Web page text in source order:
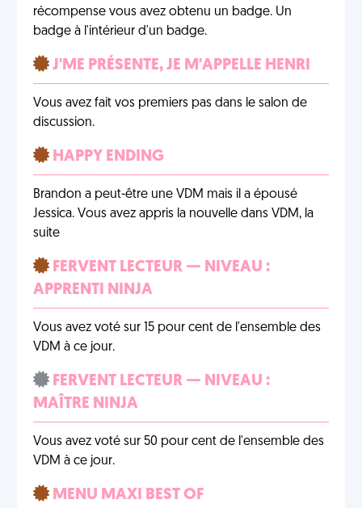
récompense vous avez obtenu un badge. Un
badge à l'intérieur d'un badge.
J'ME PRÉSENTE, JE M'APPELLE HENRI
Vous avez fait vos premiers pas dans le salon de
discussion.
HAPPY ENDING
Brandon a peut-être une VDM mais il a épousé
Jessica. Vous avez appris la nouvelle dans VDM, la
suite
FERVENT LECTEUR — NIVEAU :
APPRENTI NINJA
Vous avez voté sur 15 pour cent de l'ensemble des
VDM à ce jour.
FERVENT LECTEUR — NIVEAU :
MAÎTRE NINJA
Vous avez voté sur 50 pour cent de l'ensemble des
VDM à ce jour.
MENU MAXI BEST OF